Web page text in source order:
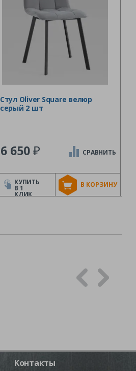
Стул Oliver Square велюр
серый 2 шт
6 650₽
В КОРЗИНУ
СРАВНИТЬ
КУПИТЬ
В 1
КЛИК
Контакты